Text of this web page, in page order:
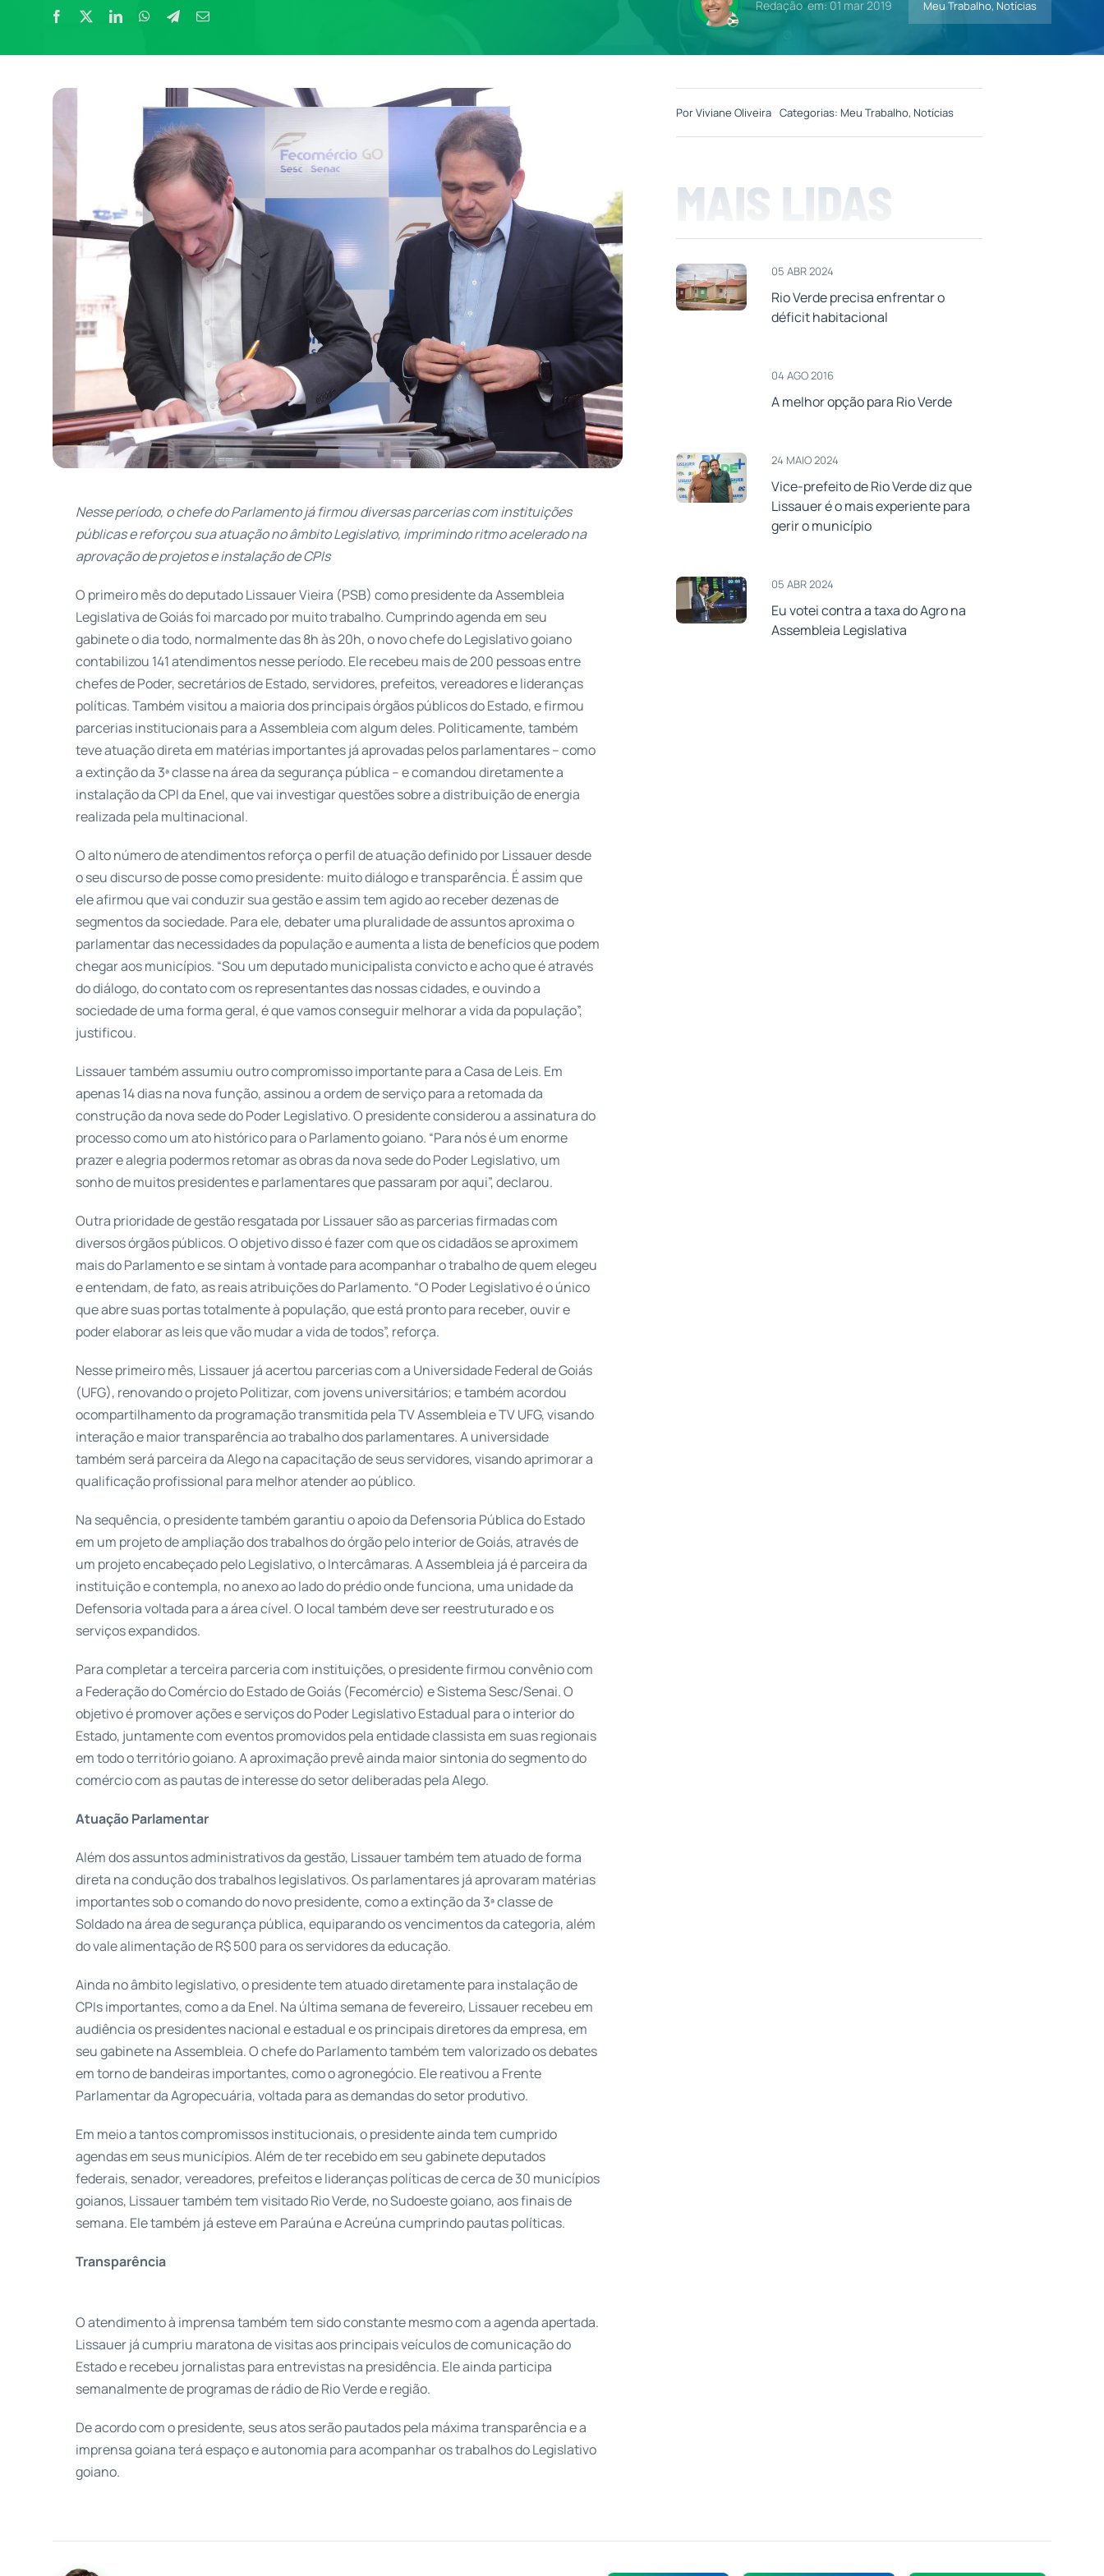
Redação em: 01 mar 2019 Meu Trabalho, Notícias
Nesse período, o chefe do Parlamento já firmou diversas parcerias com instituições
públicas e reforçou sua atuação no âmbito Legislativo, imprimindo ritmo acelerado na
aprovação de projetos e instalação de CPIs
O primeiro mês do deputado Lissauer Vieira (PSB) como presidente da Assembleia
Legislativa de Goiás foi marcado por muito trabalho. Cumprindo agenda em seu
gabinete o dia todo, normalmente das 8h às 20h, o novo chefe do Legislativo goiano
contabilizou 141 atendimentos nesse período. Ele recebeu mais de 200 pessoas entre
chefes de Poder, secretários de Estado, servidores, prefeitos, vereadores e lideranças
políticas. Também visitou a maioria dos principais órgãos públicos do Estado, e firmou
parcerias institucionais para a Assembleia com algum deles. Politicamente, também
teve atuação direta em matérias importantes já aprovadas pelos parlamentares – como
a extinção da 3ª classe na área da segurança pública – e comandou diretamente a
instalação da CPI da Enel, que vai investigar questões sobre a distribuição de energia
realizada pela multinacional.
O alto número de atendimentos reforça o perfil de atuação definido por Lissauer desde
o seu discurso de posse como presidente: muito diálogo e transparência. É assim que
ele afirmou que vai conduzir sua gestão e assim tem agido ao receber dezenas de
segmentos da sociedade. Para ele, debater uma pluralidade de assuntos aproxima o
parlamentar das necessidades da população e aumenta a lista de benefícios que podem
chegar aos municípios. “Sou um deputado municipalista convicto e acho que é através
do diálogo, do contato com os representantes das nossas cidades, e ouvindo a
sociedade de uma forma geral, é que vamos conseguir melhorar a vida da população”,
justificou.
Lissauer também assumiu outro compromisso importante para a Casa de Leis. Em
apenas 14 dias na nova função, assinou a ordem de serviço para a retomada da
construção da nova sede do Poder Legislativo. O presidente considerou a assinatura do
processo como um ato histórico para o Parlamento goiano. “Para nós é um enorme
prazer e alegria podermos retomar as obras da nova sede do Poder Legislativo, um
sonho de muitos presidentes e parlamentares que passaram por aqui”, declarou.
Outra prioridade de gestão resgatada por Lissauer são as parcerias firmadas com
diversos órgãos públicos. O objetivo disso é fazer com que os cidadãos se aproximem
mais do Parlamento e se sintam à vontade para acompanhar o trabalho de quem elegeu
e entendam, de fato, as reais atribuições do Parlamento. “O Poder Legislativo é o único
que abre suas portas totalmente à população, que está pronto para receber, ouvir e
poder elaborar as leis que vão mudar a vida de todos”, reforça.
Nesse primeiro mês, Lissauer já acertou parcerias com a Universidade Federal de Goiás
(UFG), renovando o projeto Politizar, com jovens universitários; e também acordou
ocompartilhamento da programação transmitida pela TV Assembleia e TV UFG, visando
interação e maior transparência ao trabalho dos parlamentares. A universidade
também será parceira da Alego na capacitação de seus servidores, visando aprimorar a
qualificação profissional para melhor atender ao público.
Na sequência, o presidente também garantiu o apoio da Defensoria Pública do Estado
em um projeto de ampliação dos trabalhos do órgão pelo interior de Goiás, através de
um projeto encabeçado pelo Legislativo, o Intercâmaras. A Assembleia já é parceira da
instituição e contempla, no anexo ao lado do prédio onde funciona, uma unidade da
Defensoria voltada para a área cível. O local também deve ser reestruturado e os
serviços expandidos.
Para completar a terceira parceria com instituições, o presidente firmou convênio com
a Federação do Comércio do Estado de Goiás (Fecomércio) e Sistema Sesc/Senai. O
objetivo é promover ações e serviços do Poder Legislativo Estadual para o interior do
Estado, juntamente com eventos promovidos pela entidade classista em suas regionais
em todo o território goiano. A aproximação prevê ainda maior sintonia do segmento do
comércio com as pautas de interesse do setor deliberadas pela Alego.
Atuação Parlamentar
Além dos assuntos administrativos da gestão, Lissauer também tem atuado de forma
direta na condução dos trabalhos legislativos. Os parlamentares já aprovaram matérias
importantes sob o comando do novo presidente, como a extinção da 3ª classe de
Soldado na área de segurança pública, equiparando os vencimentos da categoria, além
do vale alimentação de R$ 500 para os servidores da educação.
Ainda no âmbito legislativo, o presidente tem atuado diretamente para instalação de
CPIs importantes, como a da Enel. Na última semana de fevereiro, Lissauer recebeu em
audiência os presidentes nacional e estadual e os principais diretores da empresa, em
seu gabinete na Assembleia. O chefe do Parlamento também tem valorizado os debates
em torno de bandeiras importantes, como o agronegócio. Ele reativou a Frente
Parlamentar da Agropecuária, voltada para as demandas do setor produtivo.
Em meio a tantos compromissos institucionais, o presidente ainda tem cumprido
agendas em seus municípios. Além de ter recebido em seu gabinete deputados
federais, senador, vereadores, prefeitos e lideranças políticas de cerca de 30 municípios
goianos, Lissauer também tem visitado Rio Verde, no Sudoeste goiano, aos finais de
semana. Ele também já esteve em Paraúna e Acreúna cumprindo pautas políticas.
Transparência
O atendimento à imprensa também tem sido constante mesmo com a agenda apertada.
Lissauer já cumpriu maratona de visitas aos principais veículos de comunicação do
Estado e recebeu jornalistas para entrevistas na presidência. Ele ainda participa
semanalmente de programas de rádio de Rio Verde e região.
De acordo com o presidente, seus atos serão pautados pela máxima transparência e a
imprensa goiana terá espaço e autonomia para acompanhar os trabalhos do Legislativo
goiano.
PorViviane Oliveira Categorias: Meu Trabalho, Notícias
MAIS LIDAS
05 ABR 2024
Rio Verde precisa enfrentar o
déficit habitacional
04 AGO 2016
A melhor opção para Rio Verde
24 MAIO 2024
Vice-prefeito de Rio Verde diz que
Lissauer é o mais experiente para
gerir o município
05 ABR 2024
Eu votei contra a taxa do Agro na
Assembleia Legislativa